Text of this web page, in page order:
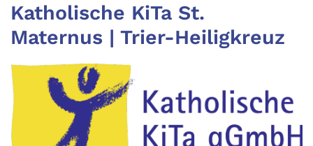
Katholische KiTa St.
Maternus | Trier-Heiligkreuz